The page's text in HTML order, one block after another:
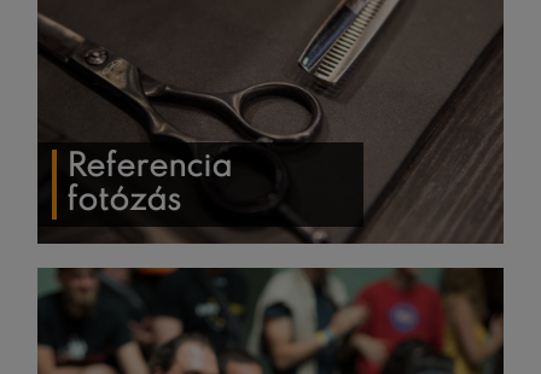
Referencia
fotózás